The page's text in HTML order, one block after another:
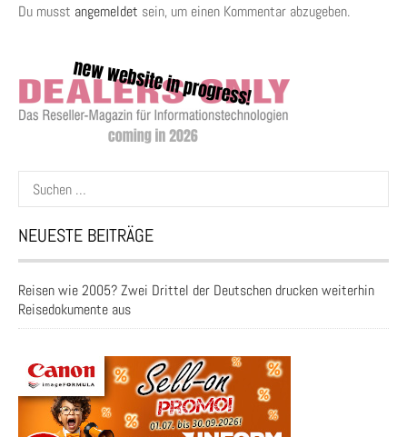
Du musst angemeldet sein, um einen Kommentar abzugeben.
Suchen
nach:
NEUESTE BEITRÄGE
Reisen wie 2005? Zwei Drittel der Deutschen drucken weiterhin
Reisedokumente aus